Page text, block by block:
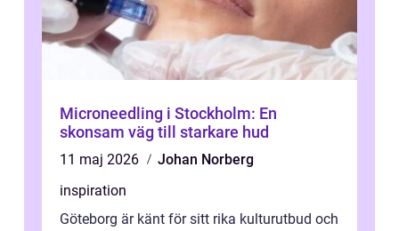
Microneedling i Stockholm: En
skonsam väg till starkare hud
11 maj 2026
Johan Norberg
inspiration
Göteborg är känt för sitt rika kulturutbud och